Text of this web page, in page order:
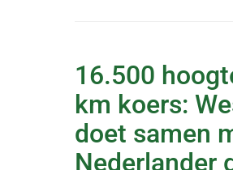
16.500
km koers:
doet samen
Nederlander